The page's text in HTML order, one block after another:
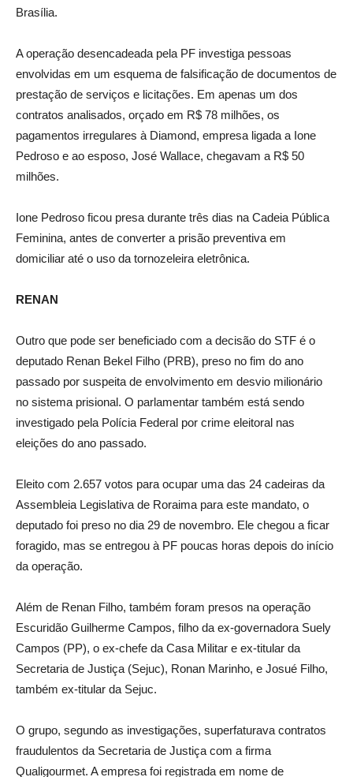
Brasília.
A operação desencadeada pela PF investiga pessoas
envolvidas em um esquema de falsificação de documentos de
prestação de serviços e licitações. Em apenas um dos
contratos analisados, orçado em R$ 78 milhões, os
pagamentos irregulares à Diamond, empresa ligada a Ione
Pedroso e ao esposo, José Wallace, chegavam a R$ 50
milhões.
Ione Pedroso ficou presa durante três dias na Cadeia Pública
Feminina, antes de converter a prisão preventiva em
domiciliar até o uso da tornozeleira eletrônica.
RENAN
Outro que pode ser beneficiado com a decisão do STF é o
deputado Renan Bekel Filho (PRB), preso no fim do ano
passado por suspeita de envolvimento em desvio milionário
no sistema prisional. O parlamentar também está sendo
investigado pela Polícia Federal por crime eleitoral nas
eleições do ano passado.
Eleito com 2.657 votos para ocupar uma das 24 cadeiras da
Assembleia Legislativa de Roraima para este mandato, o
deputado foi preso no dia 29 de novembro. Ele chegou a ficar
foragido, mas se entregou à PF poucas horas depois do início
da operação.
Além de Renan Filho, também foram presos na operação
Escuridão Guilherme Campos, filho da ex-governadora Suely
Campos (PP), o ex-chefe da Casa Militar e ex-titular da
Secretaria de Justiça (Sejuc), Ronan Marinho, e Josué Filho,
também ex-titular da Sejuc.
O grupo, segundo as investigações, superfaturava contratos
fraudulentos da Secretaria de Justiça com a firma
Qualigourmet. A empresa foi registrada em nome de